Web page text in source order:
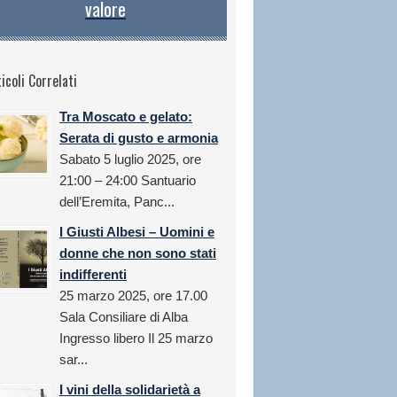
valore
Correlati
Tra Moscato e gelato:
Serata di gusto e armonia
Sabato 5 luglio 2025, ore
21:00 – 24:00 Santuario
dell’Eremita, Panc...
I Giusti Albesi – Uomini e
donne che non sono stati
indifferenti
25 marzo 2025, ore 17.00
Sala Consiliare di Alba
Ingresso libero Il 25 marzo
sar...
I vini della solidarietà a